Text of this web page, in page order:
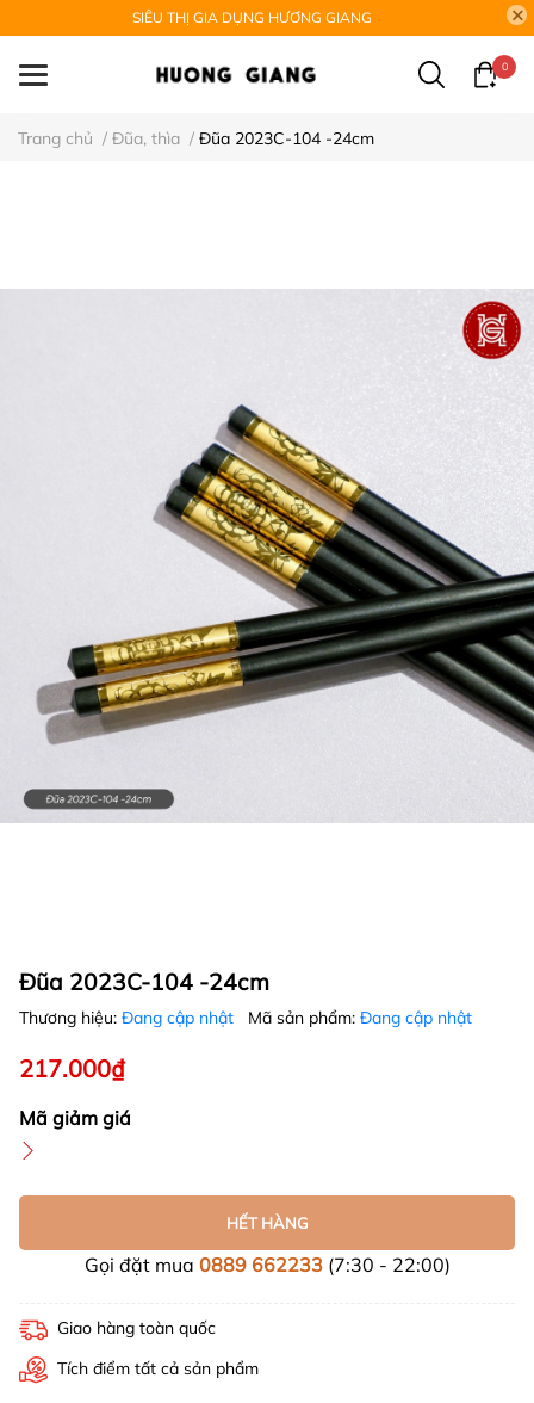
SIÊU THỊ GIA DỤNG HƯƠNG GIANG
0
Trang chủ / Đũa, thìa / Đũa 2023C-104 -24cm
Đũa 2023C-104 -24cm
Thương hiệu: Đang cập nhật Mã sản phẩm: Đang cập nhật
217.000₫
Mã giảm giá
HẾT HÀNG
Gọi đặt mua 0889 662233(7:30 - 22:00)
Giao hàng toàn quốc
Tích điểm tất cả sản phẩm